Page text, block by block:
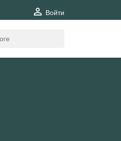
 Войти